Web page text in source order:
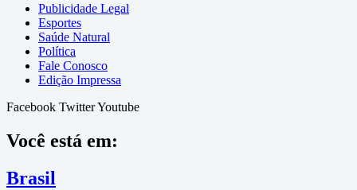
Publicidade Legal
Esportes
Saúde Natural
Política
Fale Conosco
Edição Impressa
Facebook TwitterYoutube
Você está em:
Brasil